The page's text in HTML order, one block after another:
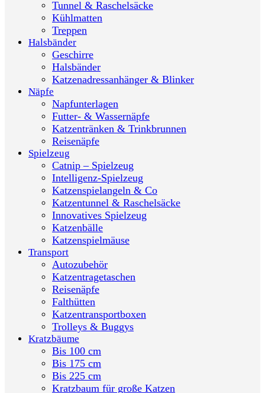
Tunnel & Raschelsäcke
Kühlmatten
Treppen
Halsbänder
Geschirre
Halsbänder
Katzenadressanhänger & Blinker
Näpfe
Napfunterlagen
Futter- & Wassernäpfe
Katzentränken & Trinkbrunnen
Reisenäpfe
Spielzeug
Catnip – Spielzeug
Intelligenz-Spielzeug
Katzenspielangeln & Co
Katzentunnel & Raschelsäcke
Innovatives Spielzeug
Katzenbälle
Katzenspielmäuse
Transport
Autozubehör
Katzentragetaschen
Reisenäpfe
Falthütten
Katzentransportboxen
Trolleys & Buggys
Kratzbäume
Bis 100 cm
Bis 175 cm
Bis 225 cm
Kratzbaum für große Katzen